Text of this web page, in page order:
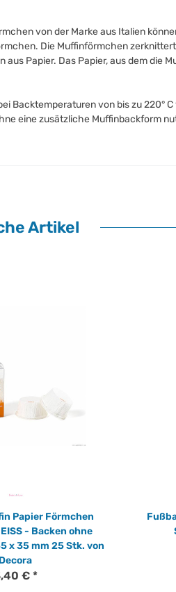
von der Marke aus Italien
Die Muffinförmchen
Papier. Das Papier, aus dem die
Backtemperaturen von bis zu 220°
eine zusätzliche Muffinbackform
Artikel
Papier Förmchen
- Backen ohne
x 35 mm 25 Stk. von
Decora
€ *